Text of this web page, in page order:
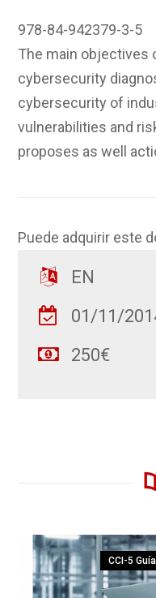
978-84-942379-3-5
The main objectives
cybersecurity
cybersecurity of
vulnerabilities and
proposes as well
Puede adquirir este
EN
01/11/
250€
CCI-5